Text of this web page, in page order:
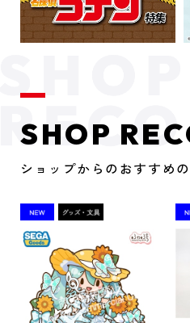
SHOP
ショップからのおすすめ